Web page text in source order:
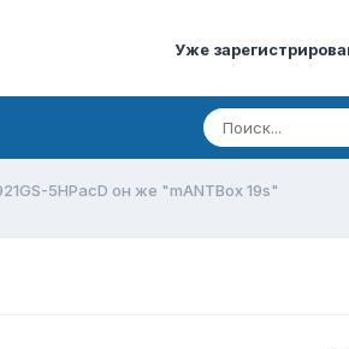
Уже
5HPacD он же "mANTBox 19s"